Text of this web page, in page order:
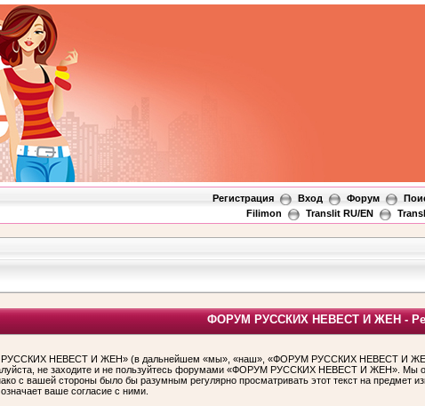
Регистрация Вход Форум
Filimon
Translit RU/EN
ФОРУМ РУССКИХ НЕВЕСТ И ЖЕН -
НЕВЕСТ И ЖЕН» (в дальнейшем «мы», «наш», «ФОРУМ РУССКИХ НЕВЕСТ И ЖЕН»,
не заходите и не пользуйтесь форумами «ФОРУМ РУССКИХ НЕВЕСТ И ЖЕН». Мы
с вашей стороны было бы разумным регулярно просматривать этот текст на
ваше согласие с ними.